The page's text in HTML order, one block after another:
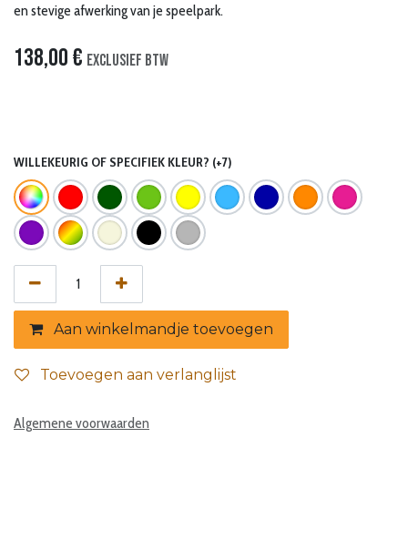
en stevige afwerking van je speelpark.
138,00€ Exclusief btw
WILLEKEURIG OF SPECIFIEK KLEUR? (+7)
Aan winkelmandje toevoegen
Toevoegen aan verlanglijst
Algemene voorwaarden